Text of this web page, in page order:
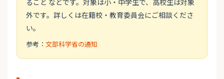
ること などです。対象は小・中学生で、高校生は対象
外です。詳しくは在籍校・教育委員会にご相談くださ
い。
参考： 文部科学省の通知